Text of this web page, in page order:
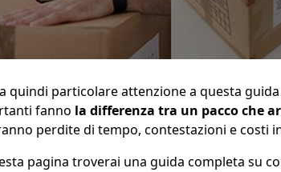
quindi particolare attenzione a questa
fanno la differenza tra un pacco che
perdite di tempo, contestazioni e costi
pagina troverai una guida completa su